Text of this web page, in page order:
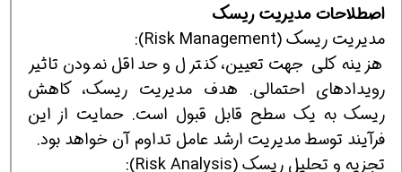
اصطلاحات مدیریت ریسک
مدیریت ریسک (Risk Management):
هزینه کلی جهت تعیین، کنترل و حداقل نمودن تاثیر
رویدادهای احتمالی. هدف مدیریت ریسک، کاهش
ریسک به یک سطح قابل قبول است. حمایت از این
فرآیند توسط مدیریت ارشد عامل تداوم آن خواهد بود.
تجزیه و تحلیل ریسک (Risk Analysis):